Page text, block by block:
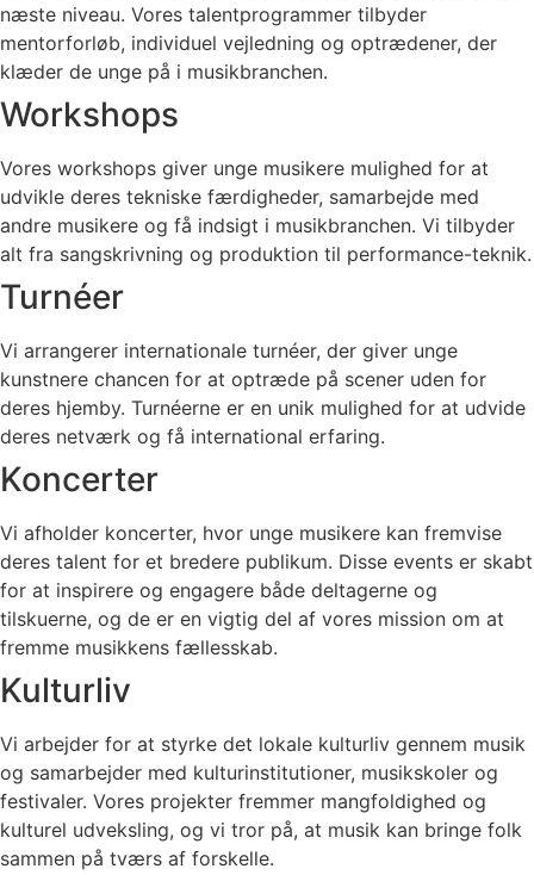
næste niveau. Vores talentprogrammer tilbyder
mentorforløb, individuel vejledning og optrædener, der
klæder de unge på i musikbranchen.
Workshops
Vores workshops giver unge musikere mulighed for at
udvikle deres tekniske færdigheder, samarbejde med
andre musikere og få indsigt i musikbranchen. Vi tilbyder
alt fra sangskrivning og produktion til performance-teknik.
Turnéer
Vi arrangerer internationale turnéer, der giver unge
kunstnere chancen for at optræde på scener uden for
deres hjemby. Turnéerne er en unik mulighed for at udvide
deres netværk og få international erfaring.
Koncerter
Vi afholder koncerter, hvor unge musikere kan fremvise
deres talent for et bredere publikum. Disse events er skabt
for at inspirere og engagere både deltagerne og
tilskuerne, og de er en vigtig del af vores mission om at
fremme musikkens fællesskab.
Kulturliv
Vi arbejder for at styrke det lokale kulturliv gennem musik
og samarbejder med kulturinstitutioner, musikskoler og
festivaler. Vores projekter fremmer mangfoldighed og
kulturel udveksling, og vi tror på, at musik kan bringe folk
sammen på tværs af forskelle.